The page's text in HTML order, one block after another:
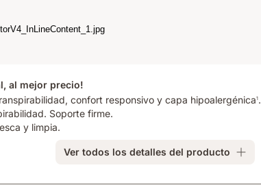
al mejor precio!
confort responsivo y capa hipoalergénica1.
Soporte firme.
y limpia.
Ver todos los detalles del producto